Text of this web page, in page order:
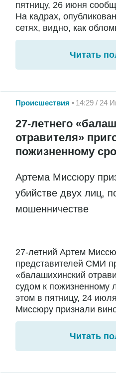
пятницу, 26 июня
На кадрах,
сетях, видно, как
Читать
Происшествия 14:29 / 24
27-летнего
отравителя»
пожизненному
Артема Миссюру
убийстве двух лиц,
мошенничестве
27-летний Артем
представителей СМИ
«балашихинский
судом к
этом в пятницу, 24
Миссюру признали
Читать